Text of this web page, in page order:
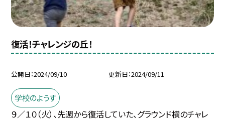
復活！チャレンジの丘！
公開日 2024/09/10 更新日 2024/09/11
学校のようす
９／１０（火）、先週から復活していた、グラウンド横のチャレ